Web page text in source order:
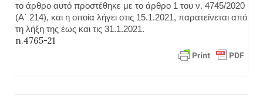
το άρθρο αυτό προστέθηκε με το άρθρο 1 του ν. 4745/2020
(Α΄ 214), και η οποία λήγει στις 15.1.2021, παρατείνεται από
τη λήξη της έως και τις 31.1.2021.
n.4765-21